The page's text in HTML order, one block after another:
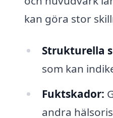
kan göra stor
Strukturella
som kan
Fuktskador:
andra